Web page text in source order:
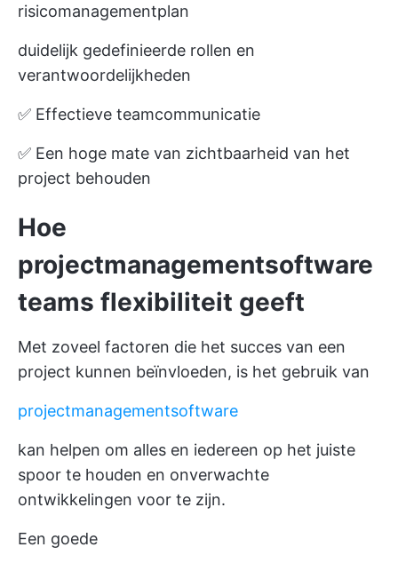
risicomanagementplan
duidelijk gedefinieerde rollen en
verantwoordelijkheden
✅ Effectieve teamcommunicatie
✅ Een hoge mate van zichtbaarheid van het
project behouden
Hoe
projectmanagementsoftware
teams flexibiliteit geeft
Met zoveel factoren die het succes van een
project kunnen beïnvloeden, is het gebruik van
projectmanagementsoftware
kan helpen om alles en iedereen op het juiste
spoor te houden en onverwachte
ontwikkelingen voor te zijn.
Een goede